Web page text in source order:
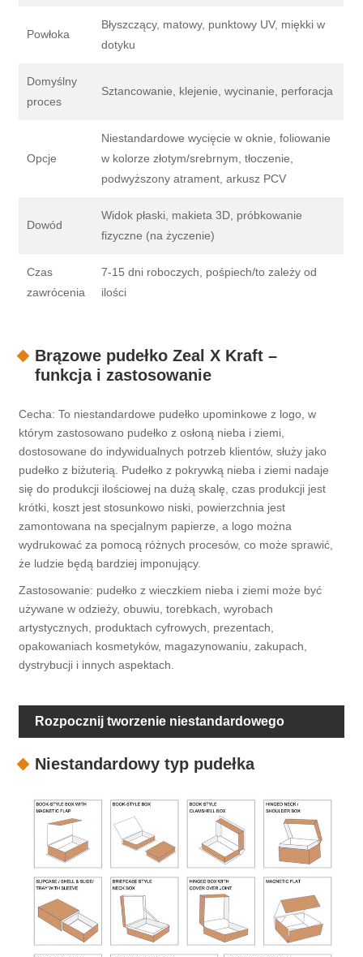
Powłoka
Błyszczący, matowy, punktowy UV, miękki w
dotyku
Domyślny
proces
Sztancowanie, klejenie, wycinanie, perforacja
Opcje
Niestandardowe wycięcie w oknie, foliowanie
w kolorze złotym/srebrnym, tłoczenie,
podwyższony atrament, arkusz PCV
Dowód
Widok płaski, makieta 3D, próbkowanie
fizyczne (na życzenie)
Czas
zawrócenia
7-15 dni roboczych, pośpiech/to zależy od
ilości
Brązowe pudełko Zeal X Kraft –
funkcja i zastosowanie
Cecha: To niestandardowe pudełko upominkowe z logo, w
którym zastosowano pudełko z osłoną nieba i ziemi,
dostosowane do indywidualnych potrzeb klientów, służy jako
pudełko z biżuterią. Pudełko z pokrywką nieba i ziemi nadaje
się do produkcji ilościowej na dużą skalę, czas produkcji jest
krótki, koszt jest stosunkowo niski, powierzchnia jest
zamontowana na specjalnym papierze, a logo można
wydrukować za pomocą różnych procesów, co może sprawić,
że ludzie będą bardziej imponujący.
Zastosowanie: pudełko z wieczkiem nieba i ziemi może być
używane w odzieży, obuwiu, torebkach, wyrobach
artystycznych, produktach cyfrowych, prezentach,
opakowaniach kosmetyków, magazynowaniu, zakupach,
dystrybucji i innych aspektach.
Rozpocznij tworzenie niestandardowego
opakowania
Niestandardowy typ pudełka